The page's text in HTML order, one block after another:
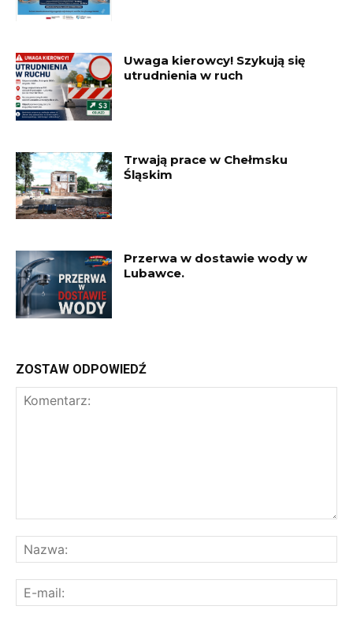
Uwaga kierowcy! Szykują się
utrudnienia w ruch
Trwają prace w Chełmsku
Śląskim
Przerwa w dostawie wody w
Lubawce.
ZOSTAW ODPOWIEDŹ